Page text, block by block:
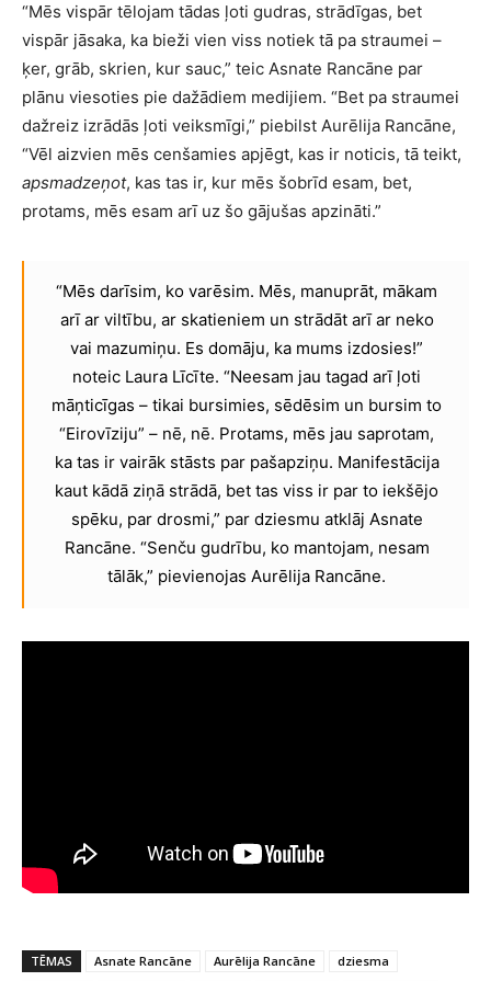
“Mēs vispār tēlojam tādas ļoti gudras, strādīgas, bet
vispār jāsaka, ka bieži vien viss notiek tā pa straumei –
ķer, grāb, skrien, kur sauc,” teic Asnate Rancāne par
plānu viesoties pie dažādiem medijiem. “Bet pa straumei
dažreiz izrādās ļoti veiksmīgi,” piebilst Aurēlija Rancāne,
“Vēl aizvien mēs cenšamies apjēgt, kas ir noticis, tā teikt,
apsmadzeņot, kas tas ir, kur mēs šobrīd esam, bet,
protams, mēs esam arī uz šo gājušas apzināti.”
“Mēs darīsim, ko varēsim. Mēs, manuprāt, mākam
arī ar viltību, ar skatieniem un strādāt arī ar neko
vai mazumiņu. Es domāju, ka mums izdosies!”
noteic Laura Līcīte. “Neesam jau tagad arī ļoti
māņticīgas – tikai bursimies, sēdēsim un bursim to
“Eirovīziju” – nē, nē. Protams, mēs jau saprotam,
ka tas ir vairāk stāsts par pašapziņu. Manifestācija
kaut kādā ziņā strādā, bet tas viss ir par to iekšējo
spēku, par drosmi,” par dziesmu atklāj Asnate
Rancāne. “Senču gudrību, ko mantojam, nesam
tālāk,” pievienojas Aurēlija Rancāne.
TĒMAS Asnate Rancāne Aurēlija Rancāne
dziesma